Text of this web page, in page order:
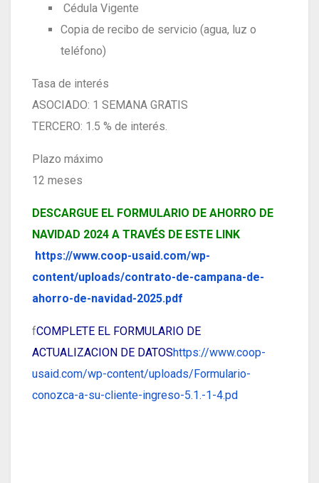
Cédula Vigente
Copia de recibo de servicio (agua, luz o
teléfono)
Tasa de interés
ASOCIADO: 1 SEMANA GRATIS
TERCERO: 1.5 % de interés.
Plazo máximo
12 meses
DESCARGUE EL FORMULARIO DE AHORRO DE
NAVIDAD 2024 A TRAVÉS DE ESTE LINK
https://www.coop-usaid.com/wp-
content/uploads/contrato-de-campana-de-
ahorro-de-navidad-2025.pdf
fCOMPLETE EL FORMULARIO DE
ACTUALIZACION DE DATOShttps://www.coop-
usaid.com/wp-content/uploads/Formulario-
conozca-a-su-cliente-ingreso-5.1.-1-4.pd